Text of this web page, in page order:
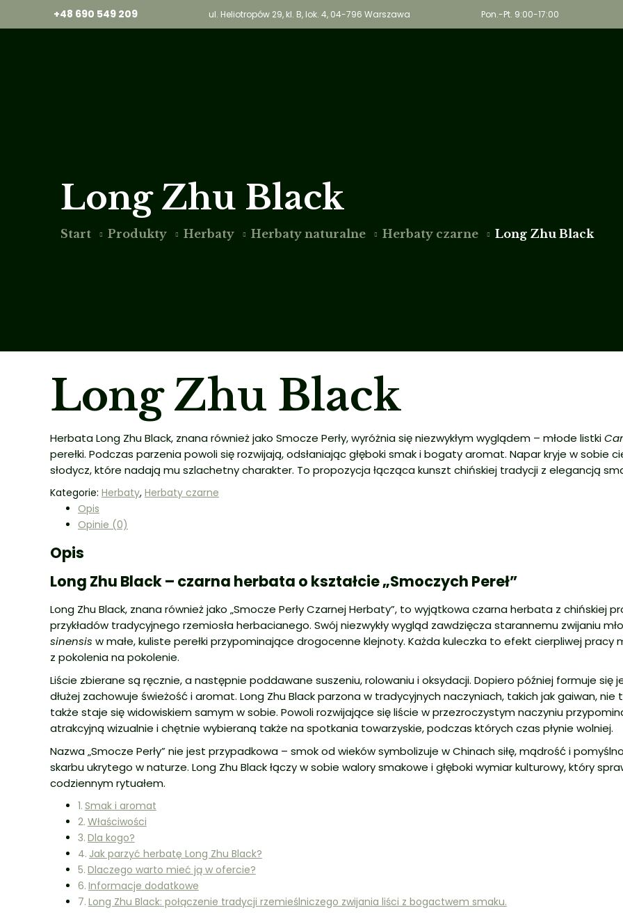
+48 690 549 209 ul. Heliotropów 29, kl. B, lok. 4, 04-796 Warszawa Pon.-Pt. 9:00-17:00
Long Zhu Black
Start Produkty Herbaty Herbaty naturalne Herbaty czarne Long Zhu Black
Long Zhu Black
Herbata Long Zhu Black, znana również jako Smocze Perły, wyróżnia się niezwykłym wyglądem – młode listki
perełki. Podczas parzenia powoli się rozwijają, odsłaniając głęboki smak i bogaty aromat. Napar kryje w sobie
słodycz, które nadają mu szlachetny charakter. To propozycja łącząca kunszt chińskiej tradycji z elegancją
Kategorie: Herbaty, Herbaty czarne
Opis
Opinie (0)
Opis
Long Zhu Black – czarna herbata o kształcie „Smoczych Pereł”
Long Zhu Black, znana również jako „Smocze Perły Czarnej Herbaty”, to wyjątkowa czarna herbata z chińskiej
przykładów tradycyjnego rzemiosła herbacianego. Swój niezwykły wygląd zawdzięcza starannemu zwijaniu
sinensis w małe, kuliste perełki przypominające drogocenne klejnoty. Każda kuleczka to efekt cierpliwej
z pokolenia na pokolenie.
Liście zbierane są ręcznie, a następnie poddawane suszeniu, rolowaniu i oksydacji. Dopiero później formuje
dłużej zachowuje świeżość i aromat. Long Zhu Black parzona w tradycyjnych naczyniach, takich jak gaiwan,
także staje się widowiskiem samym w sobie. Powoli rozwijające się liście w przezroczystym naczyniu
atrakcyjną wizualnie i chętnie wybieraną także na spotkania towarzyskie, podczas których czas płynie wolniej.
Nazwa „Smocze Perły” nie jest przypadkowa – smok od wieków symbolizuje w Chinach siłę, mądrość i
skarbu ukrytego w naturze. Long Zhu Black łączy w sobie walory smakowe i głęboki wymiar kulturowy, który
codziennym rytuałem.
Smak i aromat
Właściwości
Dla kogo?
Jak parzyć herbatę Long Zhu Black?
Dlaczego warto mieć ją w ofercie?
Informacje dodatkowe
Long Zhu Black: połączenie tradycji rzemieślniczego zwijania liści z bogactwem smaku.